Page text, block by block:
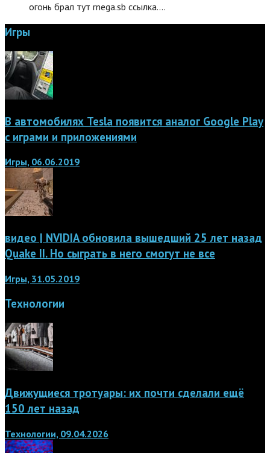
огонь брал тут rnega.sb ссылка.…
Игры
В автомобилях Tesla появится аналог Google Play
с играми и приложениями
Игры, 06.06.2019
видео | NVIDIA обновила вышедший 25 лет назад
Quake II. Но сыграть в него смогут не все
Игры, 31.05.2019
Технологии
Движущиеся тротуары: их почти сделали ещё
150 лет назад
Технологии, 09.04.2026